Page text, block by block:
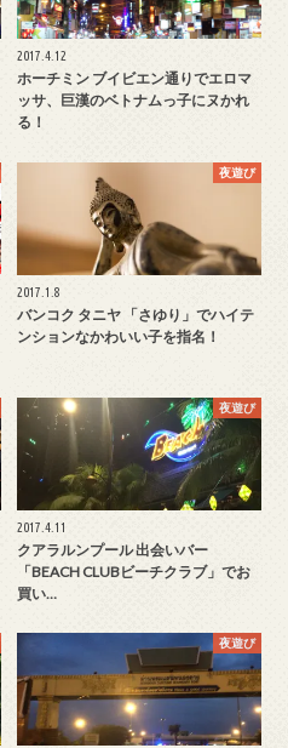
2017.4.12
ホーチミン ブイビエン通りでエロマ
ッサ、巨漢のベトナムっ子にヌかれ
る！
夜遊び
2017.1.8
バンコク タニヤ 「さゆり」でハイテ
ンションなかわいい子を指名！
夜遊び
2017.4.11
クアラルンプール 出会いバー
「BEACH CLUBビーチクラブ」でお
買い…
夜遊び